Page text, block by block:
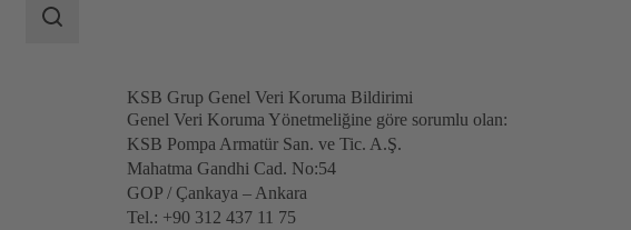
Search
KSB Grup Genel Veri Koruma Bildirimi
Genel Veri Koruma Yönetmeliğine göre sorumlu olan:
KSB Pompa Armatür San. ve Tic. A.Ş.
Mahatma Gandhi Cad. No:54
GOP / Çankaya – Ankara
Tel.: +90 312 437 11 75